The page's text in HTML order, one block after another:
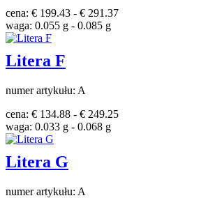
cena: € 199.43 - € 291.37
waga: 0.055 g - 0.085 g
Litera F
numer artykułu: A
cena: € 134.88 - € 249.25
waga: 0.033 g - 0.068 g
Litera G
numer artykułu: A